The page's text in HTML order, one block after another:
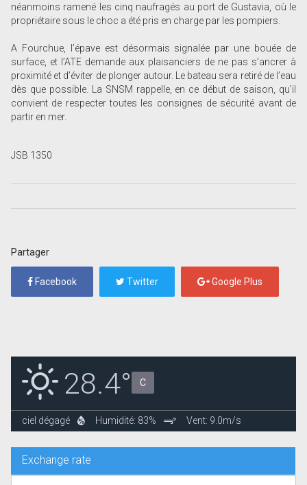
néanmoins ramené les cinq naufragés au port de Gustavia, où le
propriétaire sous le choc a été pris en charge par les pompiers.
A Fourchue, l’épave est désormais signalée par une bouée de
surface, et l’ATE demande aux plaisanciers de ne pas s’ancrer à
proximité et d’éviter de plonger autour. Le bateau sera retiré de l’eau
dès que possible. La SNSM rappelle, en ce début de saison, qu’il
convient de respecter toutes les consignes de sécurité avant de
partir en mer.
JSB 1350
Partager
Facebook Twitter Google Plus
28.4° C
ciel dégagé Humidité: 83% Vent: 9.0m/s
Exchange rate